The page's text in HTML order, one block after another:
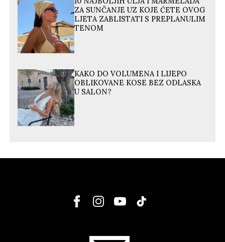
ZA SUNČANJE UZ KOJE ĆETE OVOG
LJETA ZABLISTATI S PREPLANULIM
TENOM
KAKO DO VOLUMENA I LIJEPO
OBLIKOVANE KOSE BEZ ODLASKA
U SALON?